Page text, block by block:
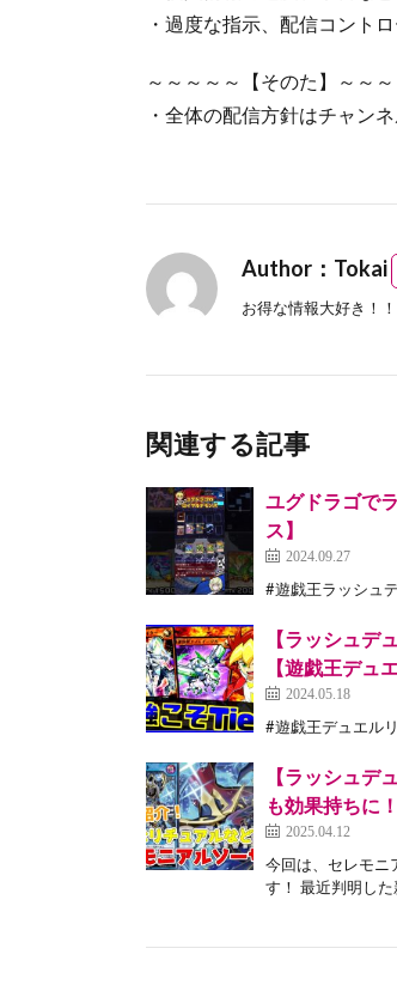
・過度な指示、配信コント
～～～～～【そのた】～～～
・全体の配信方針はチャン
Author：Tokai
お得な情報大好き！！
関連する記事
ユグドラゴで
ス】
2024.09.27
#遊戯王ラッシュ
【ラッシュデ
【遊戯王デュ
2024.05.18
#遊戯王デュエ
【ラッシュデ
も効果持ちに
2025.04.12
今回は、セレモニ
す！ 最近判明し